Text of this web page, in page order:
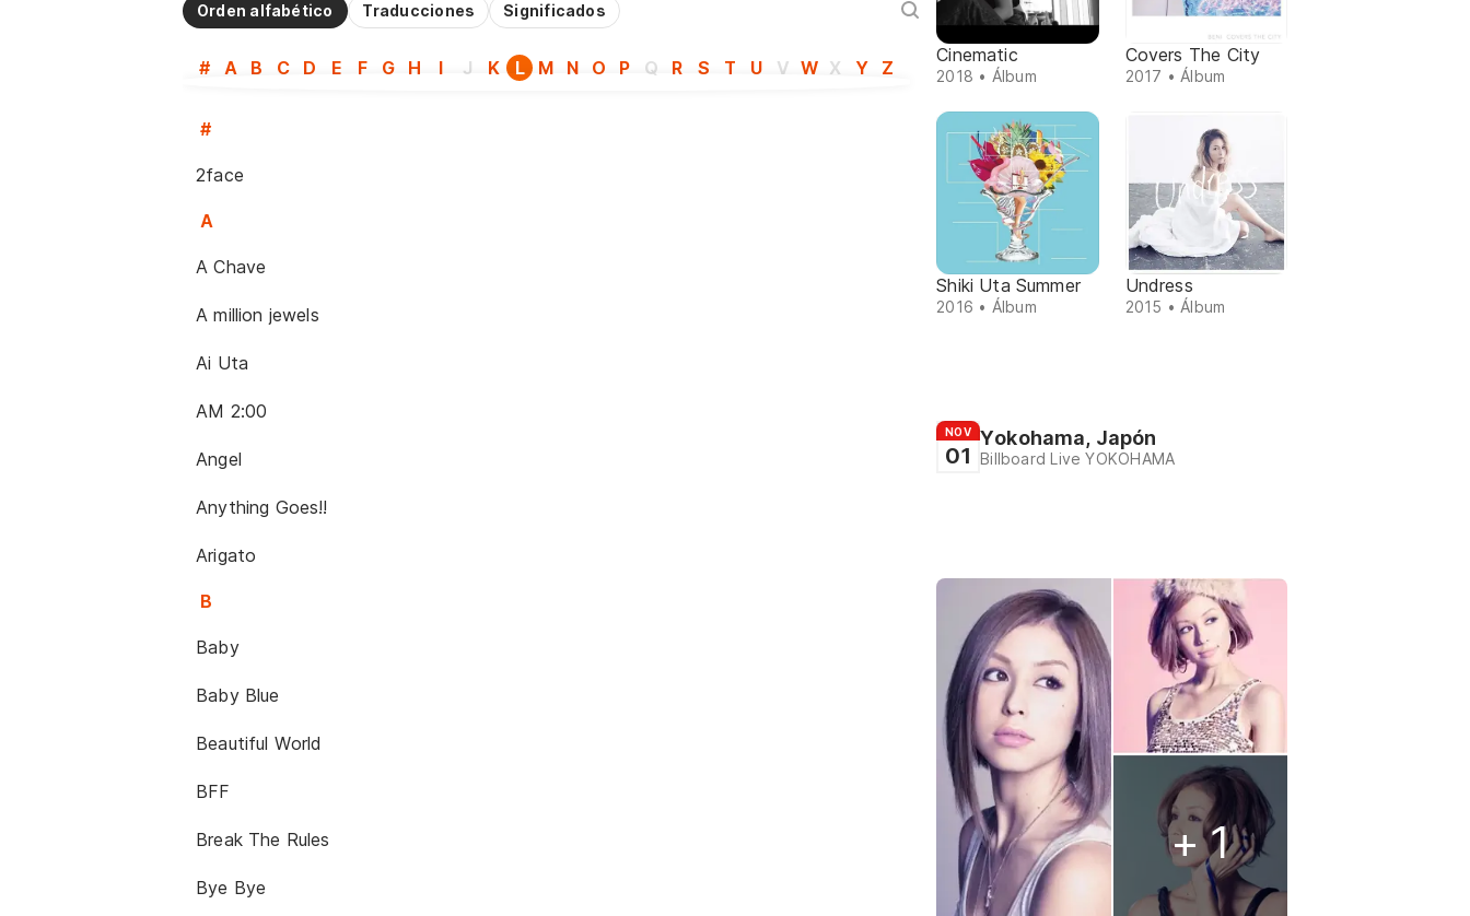
Orden alfabético Traducciones Significados
# A B C D E F G H I J K L M N O P Q R S T U V W X Y Z
#
2face
A
A Chave
A million jewels
Ai Uta
AM 2:00
Angel
Anything Goes!!
Arigato
B
Baby
Baby Blue
Beautiful World
BFF
Break The Rules
Bye Bye
Cinematic
2018 • Álbum
Covers The City
2017 • Álbum
Shiki Uta Summer
2016 • Álbum
Undress
2015 • Álbum
NOV
01
Yokohama, Japón
Billboard Live YOKOHAMA
+ 1